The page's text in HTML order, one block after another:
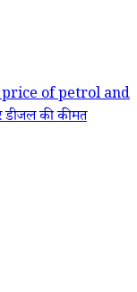
price of petrol and
डीजल की कीमत